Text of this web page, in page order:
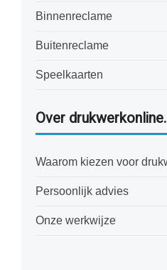
Binnenreclame
Buitenreclame
Speelkaarten
Over
Waarom kiezen voor
Persoonlijk advies
Onze werkwijze